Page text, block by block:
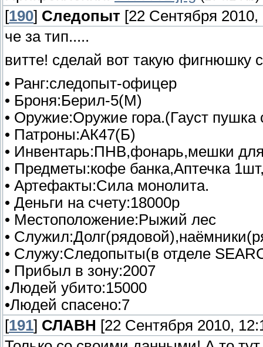
[190] Следопыт [22 Сентября 2010,
че за тип.....
витте! сделай вот такую фигнюшку
• Ранг:следопыт-офицер
• Броня:Берил-5(М)
• Оружие:Оружие гора.(Гауст
• Патроны:АК47(Б)
• Инвентарь:ПНВ,фонарь,мешки
• Предметы:кофе банка,Аптечка
• Артефакты:Сила монолита.
• Деньги на счету:18000р
• Местоположение:Рыжий лес
•
• Служу:Следопыты(в отделе
• Прибыл в зону:2007
•Людей убито:15000
•Людей спасено:7
[191] СЛАВН [22 Сентября 2010,